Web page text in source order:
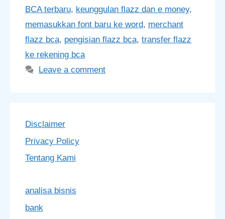
BCA terbaru, keunggulan flazz dan e money,
memasukkan font baru ke word, merchant
flazz bca, pengisian flazz bca, transfer flazz
ke rekening bca
Leave a comment
Disclaimer
Privacy Policy
Tentang Kami
analisa bisnis
bank